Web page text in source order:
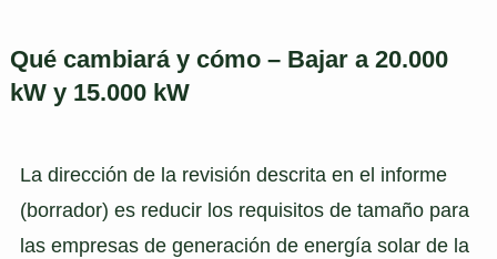
Qué cambiará y cómo – Bajar a 20.000
kW y 15.000 kW
La dirección de la revisión descrita en el informe
(borrador) es reducir los requisitos de tamaño para
las empresas de generación de energía solar de la